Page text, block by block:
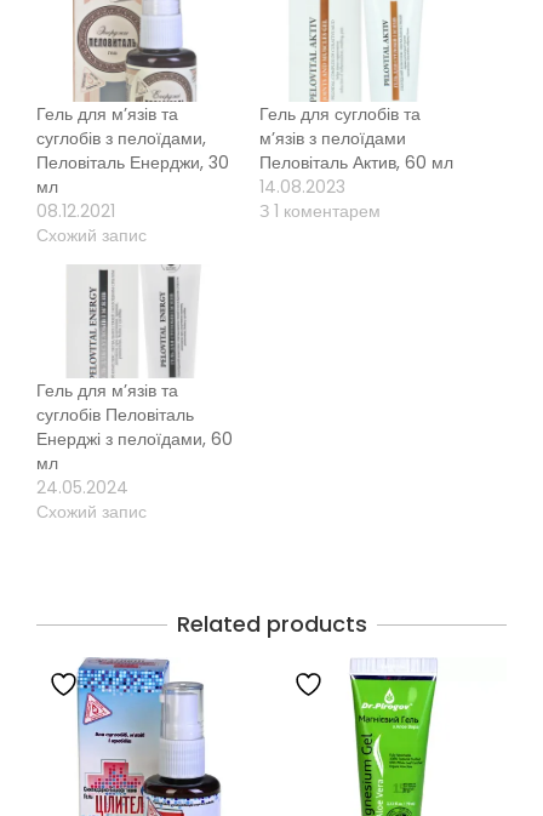
Гель для м’язів та
суглобів з пелоїдами,
Пеловіталь Енерджи, 30
мл
08.12.2021
Схожий запис
Гель для суглобів та
м’язів з пелоїдами
Пеловіталь Актив, 60 мл
14.08.2023
З 1 коментарем
Гель для м’язів та
суглобів Пеловіталь
Енерджі з пелоїдами, 60
мл
24.05.2024
Схожий запис
Related products